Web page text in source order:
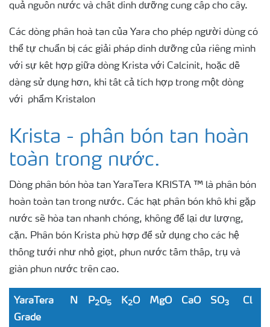
quả nguồn nước và chất dinh dưỡng cung cấp cho cây.
Các dòng phân hoà tan của Yara cho phép người dùng có
thể tự chuẩn bị các giải pháp dinh dưỡng của riêng mình
với sự kết hợp giữa dòng Krista với Calcinit, hoặc dễ
dàng sử dụng hơn, khi tất cả tích hợp trong một dòng
với phẩm Kristalon
Krista - phân bón tan hoàn
toàn trong nước.
Dòng phân bón hòa tan YaraTera KRISTA ™ là phân bón
hoàn toàn tan trong nước. Các hạt phân bón khô khi gặp
nước sẽ hòa tan nhanh chóng, không để lại dư lượng,
cặn. Phân bón Krista phù hợp để sử dụng cho các hệ
thống tưới như nhỏ giọt, phun nước tầm thấp, trụ và
giàn phun nước trên cao.
YaraTera
Grade
N P2O5 K2O MgO CaO SO3 Cl